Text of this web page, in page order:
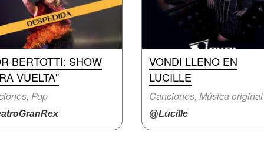
BERTOTTI: SHOW
VUELTA"
Pop
VONDI LLENO EN
LUCILLE
Canciones, Música original
@Lucille